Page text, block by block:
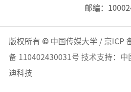
邮编：
版权所有 © 中国传媒大学 / 京ICP
备 110402430031号 技术支持：中
迪科技